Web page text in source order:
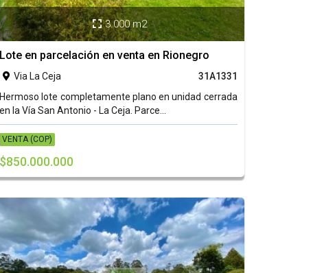
 3.000 m2
Lote en parcelación en venta en Rionegro
 Via La Ceja
31A1331
Hermoso lote completamente plano en unidad cerrada
en la Vía San Antonio - La Ceja. Parce...
VENTA (COP)
$850.000.000